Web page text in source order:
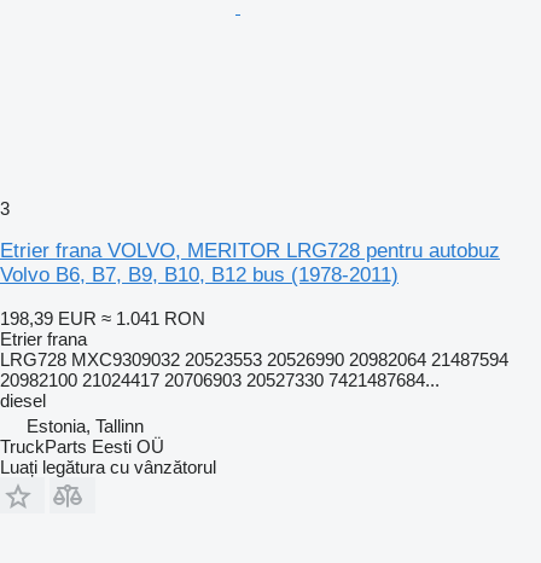
3
Etrier frana VOLVO, MERITOR LRG728 pentru autobuz
Volvo B6, B7, B9, B10, B12 bus (1978-2011)
198,39 EUR ≈ 1.041 RON
Etrier frana
LRG728 MXC9309032 20523553 20526990 20982064 21487594
20982100 21024417 20706903 20527330 7421487684...
diesel
Estonia, Tallinn
TruckParts Eesti OÜ
Luați legătura cu vânzătorul